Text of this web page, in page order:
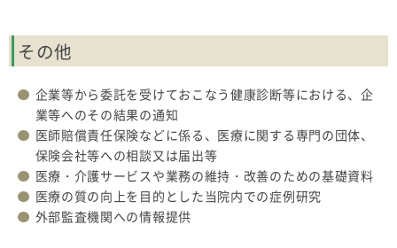
その他
企業等から委託を受けておこなう健康診断等における、企
業等へのその結果の通知
医師賠償責任保険などに係る、医療に関する専門の団体、
保険会社等への相談又は届出等
医療・介護サービスや業務の維持・改善のための基礎資料
医療の質の向上を目的とした当院内での症例研究
外部監査機関への情報提供